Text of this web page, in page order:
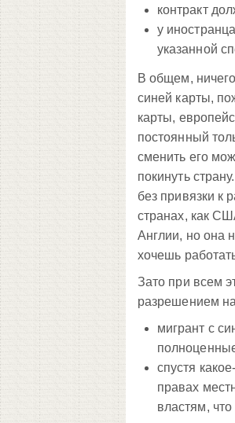
контракт
у
указанной
В общем,
синей карты,
карты,
постоянный
сменить его
покинуть
без привязки к
странах, как
Англии, но она
хочешь
Зато при всем
разрешением
мигрант с
спустя
правах
властям,